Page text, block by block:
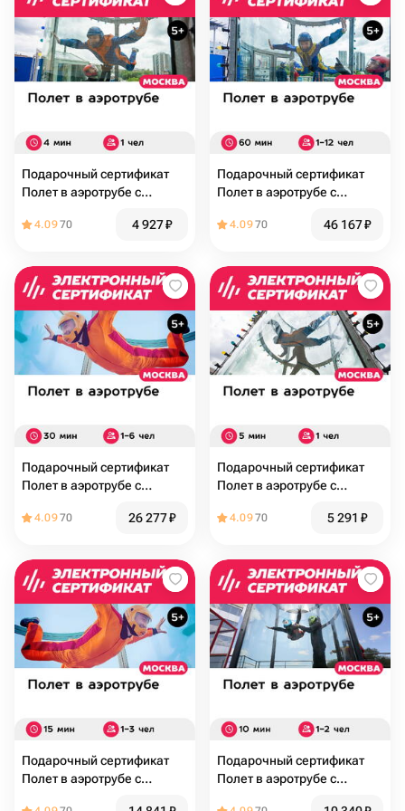
Подарочный сертификат
Полет в аэротрубе с
Москве и видеосъемка (4
4.0970 4 927₽
Подарочный сертификат
Полет в аэротрубе с
12 чел.+видеосъемка (60
4.0970 46 167₽
Подарочный сертификат
Полет в аэротрубе с
Москве+видеосъемк, 30
4.0970 26 277₽
Подарочный сертификат
Полет в аэротрубе с
Москве и видеосъемка (5
4.0970 5 291 ₽
Подарочный сертификат
Полет в аэротрубе с
Подарочный сертификат
Полет в аэротрубе с